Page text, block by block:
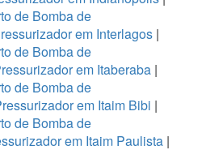
de Bomba de
em Interlagos|
de Bomba de
em Itaberaba |
de Bomba de
em Itaim Bibi |
de Bomba de
em Itaim Paulista |